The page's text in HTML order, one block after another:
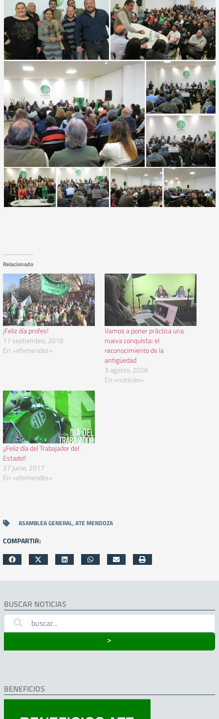
Relacionado
¡Feliz día profes!
17 septiembre, 2018
En «efemerides»
Vamos a poner práctica una
nueva conquista: el
reconocimiento de la
antigüedad
3 agosto, 2026
En «noticias»
¡¡Feliz día del Trabajador del
Estado!!
27 junio, 2017
En «efemerides»
ASAMBLEA GENERAL,ATE MENDOZA
COMPARTIR:
BUSCAR NOTICIAS
˃
BENEFICIOS